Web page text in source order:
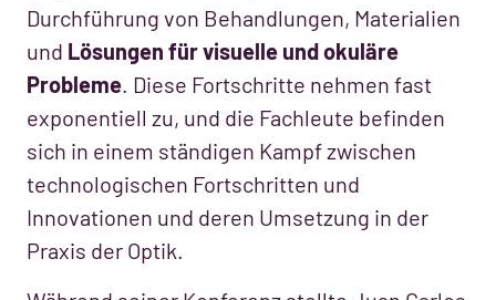
Durchführung von Behandlungen, Materialien
und Lösungen für visuelle und okuläre
Probleme. Diese Fortschritte nehmen fast
exponentiell zu, und die Fachleute befinden
sich in einem ständigen Kampf zwischen
technologischen Fortschritten und
Innovationen und deren Umsetzung in der
Praxis der Optik.